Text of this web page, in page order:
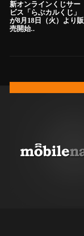
新オンラインくじサー
ビス「らぶカルくじ」
が8月18日（火）より販
売開始..